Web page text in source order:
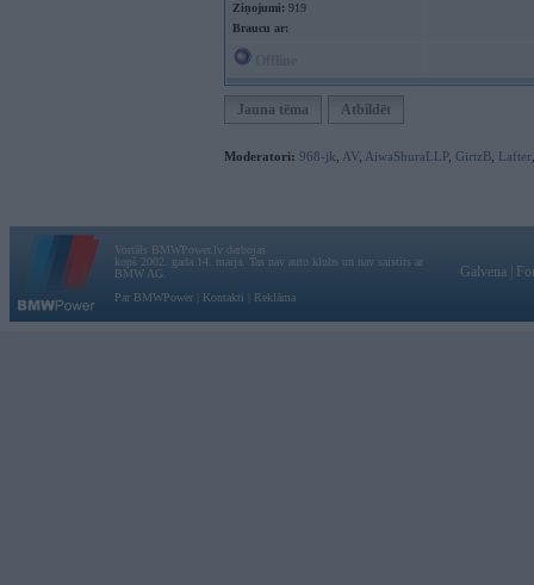
Ziņojumi: 919
Braucu ar:
Jauna tēma Atbildēt
Moderatori: 968-jk AV AiwaShuraLLP, GirtzB Lafter
Vortāls BMWPower.lv darbojas
kopš 2002. gada 14. maija. Tas nav auto klubs un nav saistīts ar
BMW AG.
Par BMWPower
Kontakti Reklāma
Galvena